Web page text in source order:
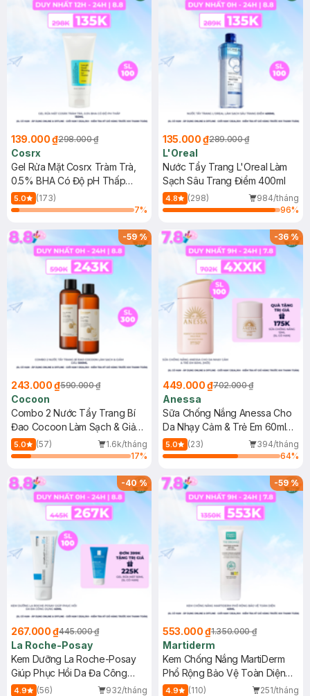
139.000 ₫298.000 ₫
Cosrx
Gel Rửa Mặt Cosrx Tràm Trà,
0.5% BHA Có Độ pH Thấp
150ml
5.0
(173)
7%
135.000 ₫289.000 ₫
L'Oreal
Nước Tẩy Trang L'Oreal Làm
Sạch Sâu Trang Điểm 400ml
4.8 (298)
984/tháng
96%
-59%
243.000 ₫590.000 ₫
Cocoon
Combo 2 Nước Tẩy Trang Bí
Đao Cocoon Làm Sạch & Giảm
Dầu 500ml
5.0 (57)
1.6k/tháng
17%
-36%
449.000 ₫702.000 ₫
Anessa
Sữa Chống Nắng Anessa Cho
Da Nhạy Cảm & Trẻ Em 60ml
(Mới)
5.0 (23)
394/tháng
64%
-40%
267.000 ₫445.000 ₫
La Roche-Posay
Kem Dưỡng La Roche-Posay
Giúp Phục Hồi Da Đa Công
Dụng 40ml
4.9 (56)
932/tháng
-59%
553.000 ₫1.350.000 ₫
Martiderm
Kem Chống Nắng MartiDerm
Phổ Rộng Bảo Vệ Toàn Diện
40ml
4.9 (110)
251/tháng